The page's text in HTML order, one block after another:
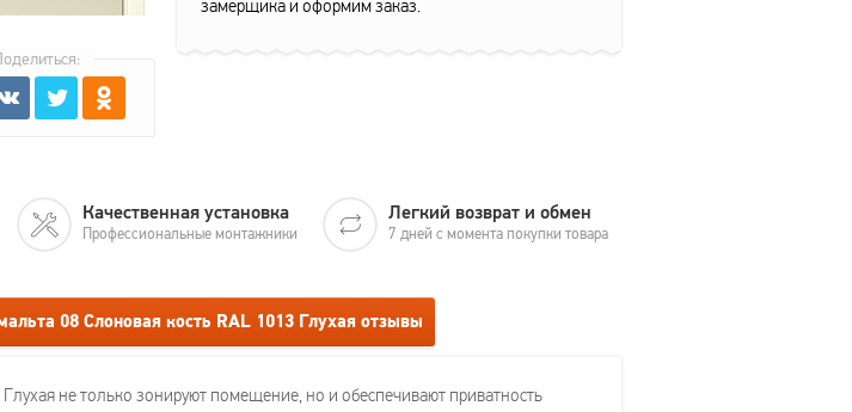
замерщика и оформим заказ.
Качественная установка
Профессиональные монтажники
Легкий возврат и обмен
7 дней с момента покупки товара
08 Слоновая кость RAL 1013 Глухая отзывы
не только зонируют помещение, но и обеспечивают приватность